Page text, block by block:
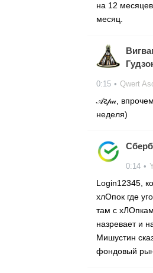
на 12
месяц.
0:15 • Qwert
𝒜ꙅ𝓅𝓊,
неделя)
0:14 •
Login12345,
хлОпок где
там с
назревает и
Мишустин
фондовый